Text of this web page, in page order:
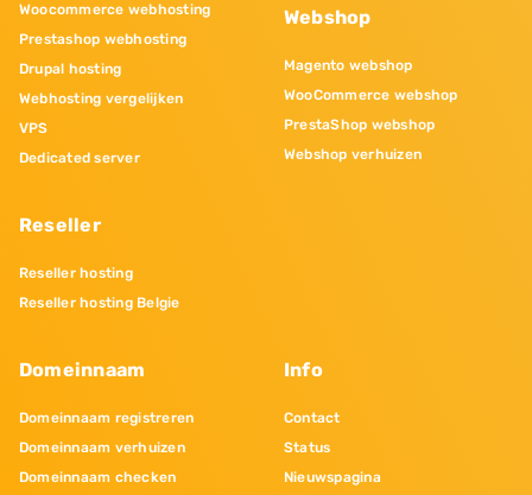
Woocommerce webhosting
Prestashop webhosting
Drupal hosting
Webhosting vergelijken
VPS
Dedicated server
Reseller
Reseller hosting
Reseller hosting Belgie
Webshop
Magento webshop
WooCommerce webshop
PrestaShop webshop
Webshop verhuizen
Domeinnaam
Domeinnaam registreren
Domeinnaam verhuizen
Domeinnaam checken
Info
Contact
Status
Nieuwspagina